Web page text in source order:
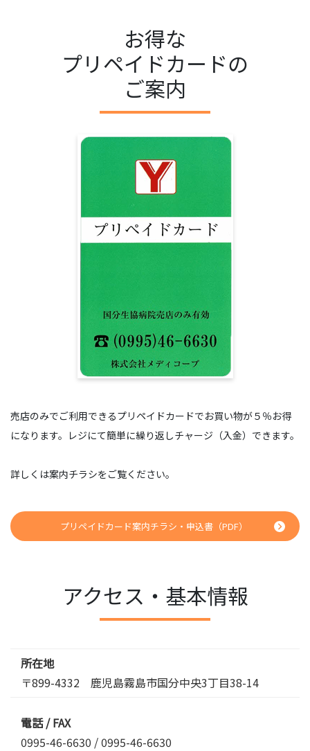
お得な
プリペイドカードの
ご案内
売店のみでご利用できるプリペイドカードでお買い物が５％お得
になります。レジにて簡単に繰り返しチャージ（入金）できます。
詳しくは案内チラシをご覧ください。
プリペイドカード案内チラシ・申込書（PDF）
アクセス・基本情報
所在地
〒899-4332 鹿児島霧島市国分中央3丁目38-14
電話 / FAX
0995-46-6630 / 0995-46-6630